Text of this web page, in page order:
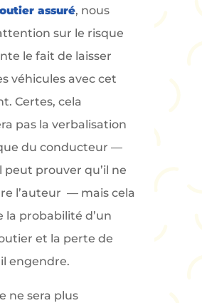
assuré, nous
sur le risque
le fait de laisser
véhicules avec cet
Certes, cela
pas la verbalisation
du conducteur —
peut prouver qu’il ne
l’auteur — mais cela
la probabilité d’un
et la perte de
engendre.
ne sera plus